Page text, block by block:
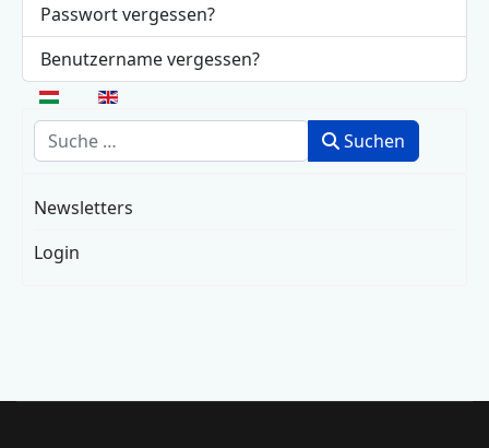
Passwort vergessen?
Benutzername vergessen?
Sprache auswählen
Suchen
Suchen
Newsletters
Login